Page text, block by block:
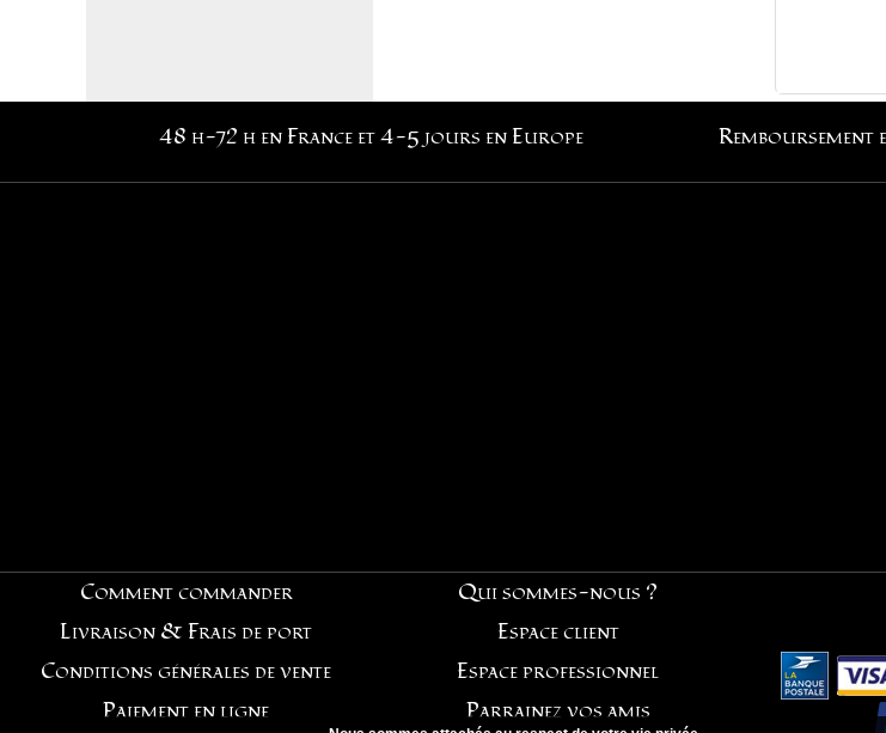
48 h-72 h en France et 4-5 jours en Europe
Comment commander
Livraison & Frais de port
Conditions générales de vente
Paiement en ligne
Qui sommes-nous ?
Espace client
Espace professionnel
Parrainez vos amis